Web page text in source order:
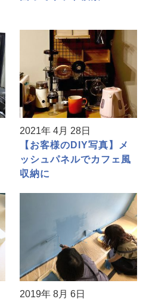
2021年 4月 28日
【お客様のDIY写真】メ
ッシュパネルでカフェ風
収納に
2019年 8月 6日